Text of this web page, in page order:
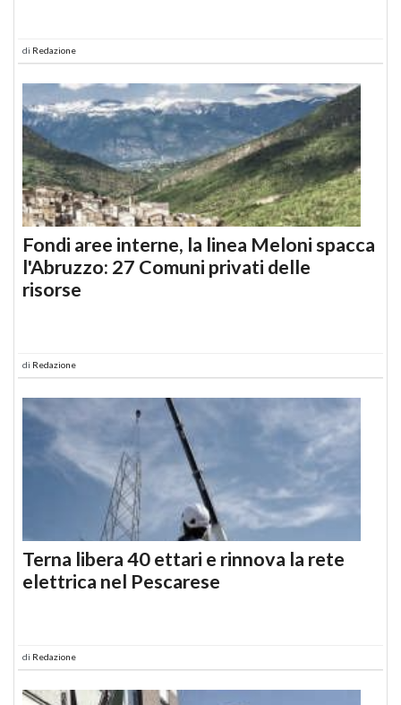
di Redazione
Fondi aree interne, la linea Meloni spacca
l'Abruzzo: 27 Comuni privati delle
risorse
di Redazione
Terna libera 40 ettari e rinnova la rete
elettrica nel Pescarese
di Redazione